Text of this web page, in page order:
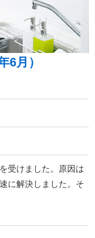
6月）
受けました。原因は
に解決しました。そ